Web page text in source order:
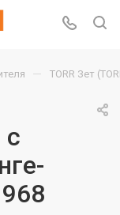
— TORR Зет